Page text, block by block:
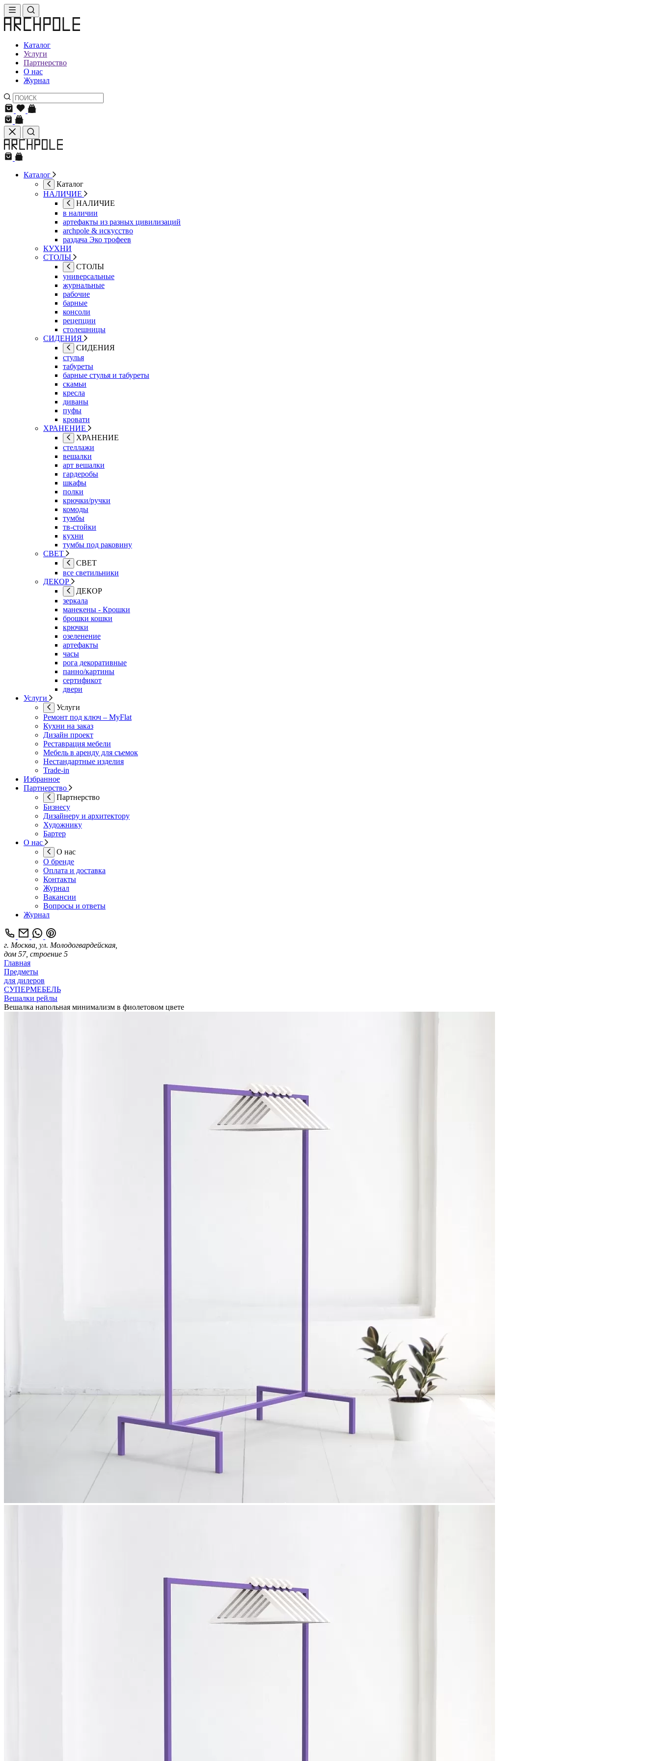
Каталог
Услуги
Партнерство
О нас
Журнал
Каталог
Каталог
НАЛИЧИЕ
НАЛИЧИЕ
в наличии
артефакты из разных цивилизаций
archpole & искусство
раздача Эко трофеев
КУХНИ
СТОЛЫ
СТОЛЫ
универсальные
журнальные
рабочие
барные
консоли
рецепции
столешницы
СИДЕНИЯ
СИДЕНИЯ
стулья
табуреты
барные стулья и табуреты
скамьи
кресла
диваны
пуфы
кровати
ХРАНЕНИЕ
ХРАНЕНИЕ
стеллажи
вешалки
арт вешалки
гардеробы
шкафы
полки
крючки/ручки
комоды
тумбы
тв-стойки
кухни
тумбы под раковину
СВЕТ
СВЕТ
все светильники
ДЕКОР
ДЕКОР
зеркала
манекены - Крошки
брошки кошки
крючки
озеленение
артефакты
часы
рога декоративные
панно/картины
сертификот
двери
Услуги
Услуги
Ремонт под ключ – MyFlat
Кухни на заказ
Дизайн проект
Реставрация мебели
Мебель в аренду для съемок
Нестандартные изделия
Trade-in
Избранное
Партнерство
Партнерство
Бизнесу
Дизайнеру и архитектору
Художнику
Бартер
О нас
О нас
О бренде
Оплата и доставка
Контакты
Журнал
Вакансии
Вопросы и ответы
Журнал
г. Москва, ул. Молодогвардейская,
дом 57, строение 5
Главная
Предметы
для дилеров
СУПЕРМЕБЕЛЬ
Вешалки рейлы
Вешалка напольная минимализм в фиолетовом цвете